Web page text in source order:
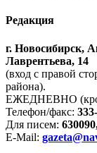
Редакция
г. Новосибирск,
Лаврентьева, 14
(вход с правой
района).
ЕЖЕДНЕВНО
Телефон/факс:
Для писем:
E-Mail: